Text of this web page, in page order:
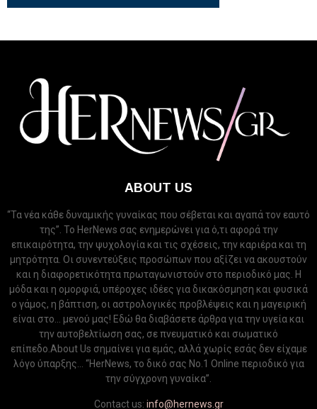
ABOUT US
“Τα νέα κάθε δυναμικής γυναίκας που σέβεται και αγαπά τον εαυτό
της”. Το HerNews σας ενημερώνει για ό,τι αφορά την
επικαιρότητα, την ψυχολογία και τις σχέσεις, την καριέρα και τη
μητρότητα. Οι συνεντεύξεις προσώπων που αξίζει να ακουστούν
και η διαφορετικότητα πρωταγωνιστούν στο περιοδικό μας. Η
μόδα και η ομορφιά, υπέροχες ιδέες για δικακόσμηση και φυσικά
ο γάμος, η βάπτιση, οι αστρολογικές προβλέψεις και η μαγειρική
είναι στο... μενού μας! Εδώ θα διαβάσετε άρθρα για την υγεία και
την αυτοβελτίωση σας, σε πνευματικό και σωματικό
επίπεδο.About Us σημαίνει για εμάς, αλλά χωρίς εσάς δεν είχαμε
λόγο ύπαρξης... “HerNews, το δικό σας Νo.1 Online περιοδικό για
την σύγχρονη γυναίκα”.
Contact us: info@hernews.gr